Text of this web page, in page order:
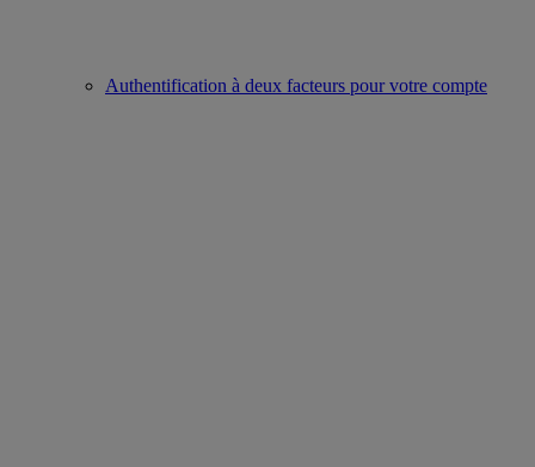
Authentification à deux facteurs pour votre compte